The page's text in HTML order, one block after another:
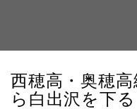
西穂高・奥穂
ら白出沢を下る